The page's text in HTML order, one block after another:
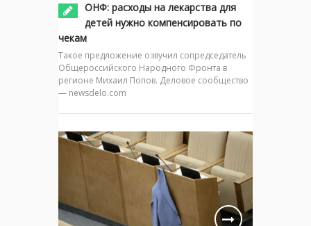
ОНФ: расходы на лекарства для
детей нужно компенсировать по
чекам
Такое предложение озвучил сопредседатель
Общероссийского Народного Фронта в
регионе Михаил Попов. Деловое сообщество
— newsdelo.com